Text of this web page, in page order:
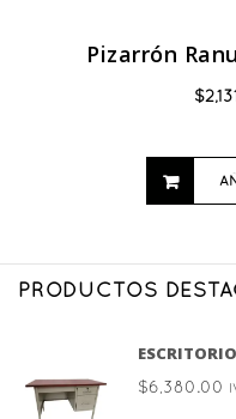
Pizarrón
$
PRODUCTOS
$6,380.00